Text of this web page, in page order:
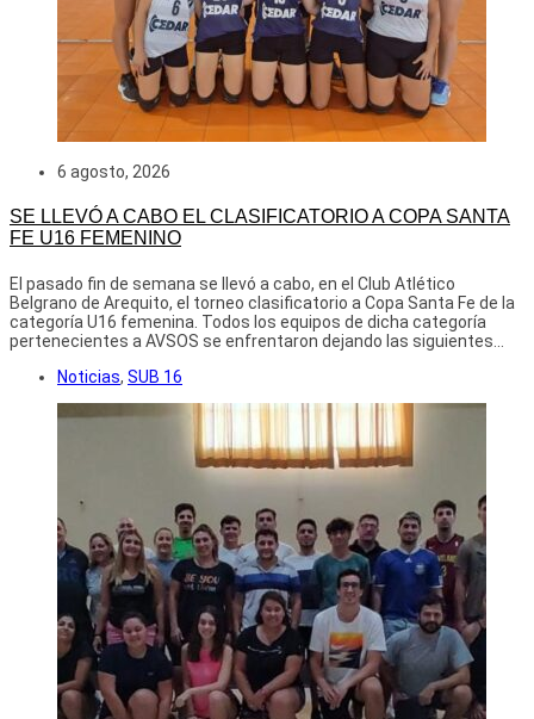
6 agosto, 2026
SE LLEVÓ A CABO EL CLASIFICATORIO A COPA SANTA
FE U16 FEMENINO
El pasado fin de semana se llevó a cabo, en el Club Atlético
Belgrano de Arequito, el torneo clasificatorio a Copa Santa Fe de la
categoría U16 femenina. Todos los equipos de dicha categoría
pertenecientes a AVSOS se enfrentaron dejando las siguientes...
Noticias, SUB 16